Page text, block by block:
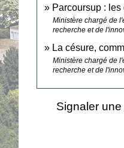
Parcoursup :
Ministère chargé de
recherche et de
La césure,
Ministère chargé de
recherche et de
Signaler